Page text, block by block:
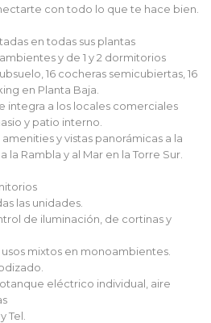
con todo lo que te hace bien.
en todas sus plantas
y de 1 y 2 dormitorios
16 cocheras semicubiertas, 16
en Planta Baja.
integra a los locales comerciales
y patio interno.
y vistas panorámicas a la
la Rambla y al Mar en la Torre Sur.
las unidades.
de iluminación, de cortinas y
mixtos en monoambientes.
eléctrico individual, aire
Tel.